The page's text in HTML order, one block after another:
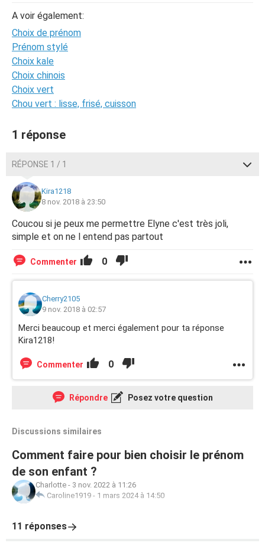
A voir également:
Choix de prénom
Prénom stylé
Choix kale
Choix chinois
Choix vert
Chou vert : lisse, frisé, cuisson
1 réponse
RÉPONSE 1 / 1
Kira1218
8 nov. 2018 à 23:50
Coucou si je peux me permettre Elyne c'est très joli,
simple et on ne l entend pas partout
Commenter 0
Cherry2105
9 nov. 2018 à 02:57
Merci beaucoup et merci également pour ta réponse
Kira1218!
Commenter 0
Répondre Posez votre question
Discussions similaires
Comment faire pour bien choisir le prénom
de son enfant ?
Charlotte - 3 nov. 2022 à 11:26
Caroline1919 - 1 mars 2024 à 14:50
11 réponses